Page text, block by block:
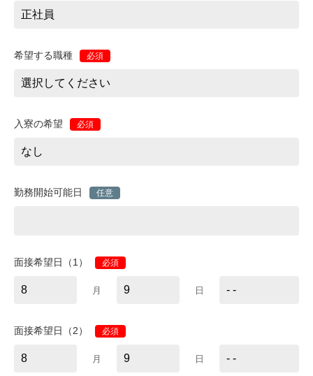
希望する職種 必須
入寮の希望 必須
勤務開始可能日 任意
面接希望日（1） 必須
月 日
面接希望日（2） 必須
月 日